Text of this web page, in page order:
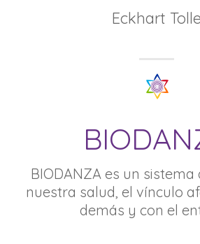
Eckhart
BIODANZA es un
nuestra salud, el vínculo
demás y con el